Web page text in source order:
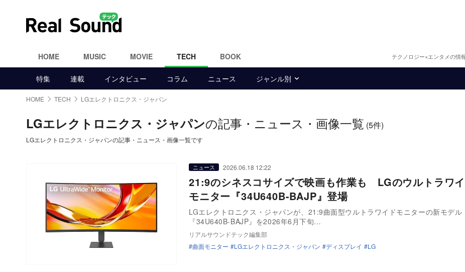
HOME MUSIC MOVIE TECH BOOK テクノロジー×エンタメの情
特集 連載 インタビュー コラム ニュース ジャンル別
HOME TECH LGエレクトロニクス・ジャパン
LGエレクトロニクス・ジャパンの記事・ニュース・画像一覧 (5件)
LGエレクトロニクス・ジャパンの記事・ニュース・画像一覧です
ニュース 2026.06.18 12:22
21:9のシネスコサイズで映画も作業も LGのウルトラワ
モニター『34U640B-BAJP』登場
LGエレクトロニクス・ジャパンが、21:9曲面型ウルトラワイドモニターの新モデル
『34U640B-BAJP』を2026年6月下旬…
リアルサウンドテック編集部
曲面モニター
LGエレクトロニクス・ジャパン ディスプレイ LG